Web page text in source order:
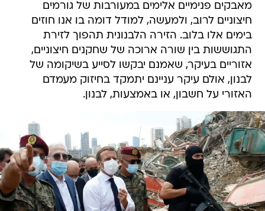
מאבקים פנימיים אלימים במעורבות של גורמים
חיצוניים לרוב, ולמעשה, למודל דומה בו אנו חוזים
בימים אלו בלוב. הזירה הלבנונית תהפוך לזירת
התגוששות בין שורה ארוכה של שחקנים חיצוניים,
אזוריים בעיקר, שאמנם יבקשו לסייע בשיקומה של
לבנון, אולם עיקר עניינם יתמקד בחיזוק מעמדם
האזורי על חשבון, או באמצעות, לבנון.